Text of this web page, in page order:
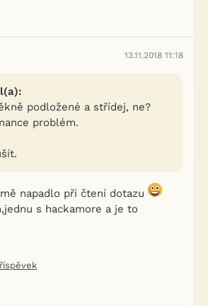
13.11.2018 11:18
podložené a střídej, ne?
problém.
napadlo při čtení dotazu
s hackamore a je to